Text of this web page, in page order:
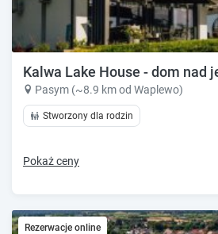
Kalwa Lake House - dom
Pasym (~8.9 km od Waplewo)
Stworzony dla rodzin
Pokaż ceny
Rezerwacje online